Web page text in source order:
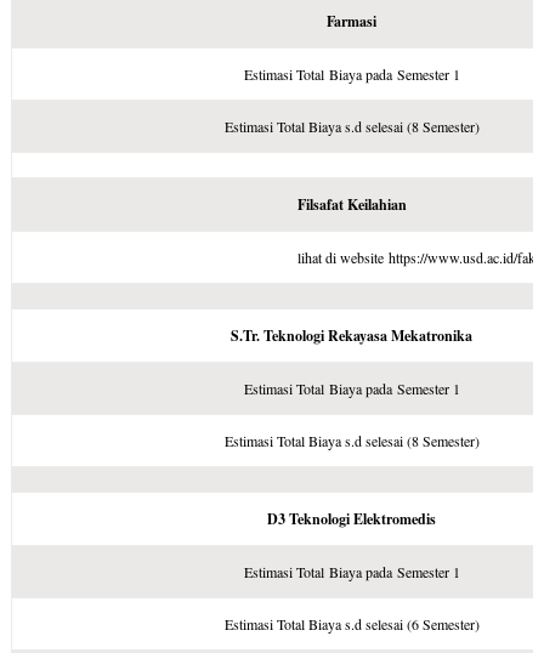
Farmasi
Estimasi Total Biaya pada Semester 1
Estimasi Total Biaya s.d selesai (8 Semester)
Filsafat Keilahian
lihat di website https://www.usd.ac.id/
S.Tr. Teknologi Rekayasa Mekatronika
Estimasi Total Biaya pada Semester 1
Estimasi Total Biaya s.d selesai (8 Semester)
D3 Teknologi Elektromedis
Estimasi Total Biaya pada Semester 1
Estimasi Total Biaya s.d selesai (6 Semester)